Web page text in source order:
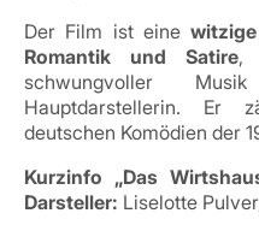
Der Film ist eine
Romantik und Satire,
schwungvoller
Hauptdarstellerin. Er
deutschen Komödien der
Kurzinfo „Das
Darsteller: Liselotte